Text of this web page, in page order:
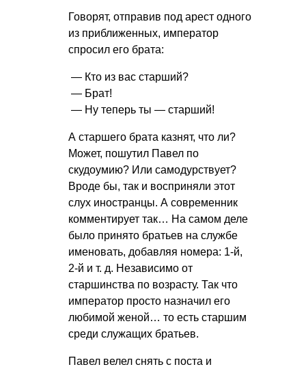
Говорят, отправив под арест одного
из приближенных, император
спросил его брата:
— Кто из вас старший?
— Брат!
— Ну теперь ты — старший!
А старшего брата казнят, что ли?
Может, пошутил Павел по
скудоумию? Или самодурствует?
Вроде бы, так и восприняли этот
слух иностранцы. А современник
комментирует так… На самом деле
было принято братьев на службе
именовать, добавляя номера: 1-й,
2-й и т. д. Независимо от
старшинства по возрасту. Так что
император просто назначил его
любимой женой… то есть старшим
среди служащих братьев.
Павел велел снять с поста и